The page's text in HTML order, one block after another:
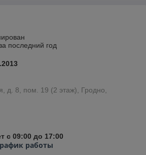
применяется для работы на
и устанавливается вертикально.
об изделиях Вы можете найти в каталоге
последний год
д. 8, пом. 19 (2 этаж), Гродно,
с 09:00 до 17:00
работы